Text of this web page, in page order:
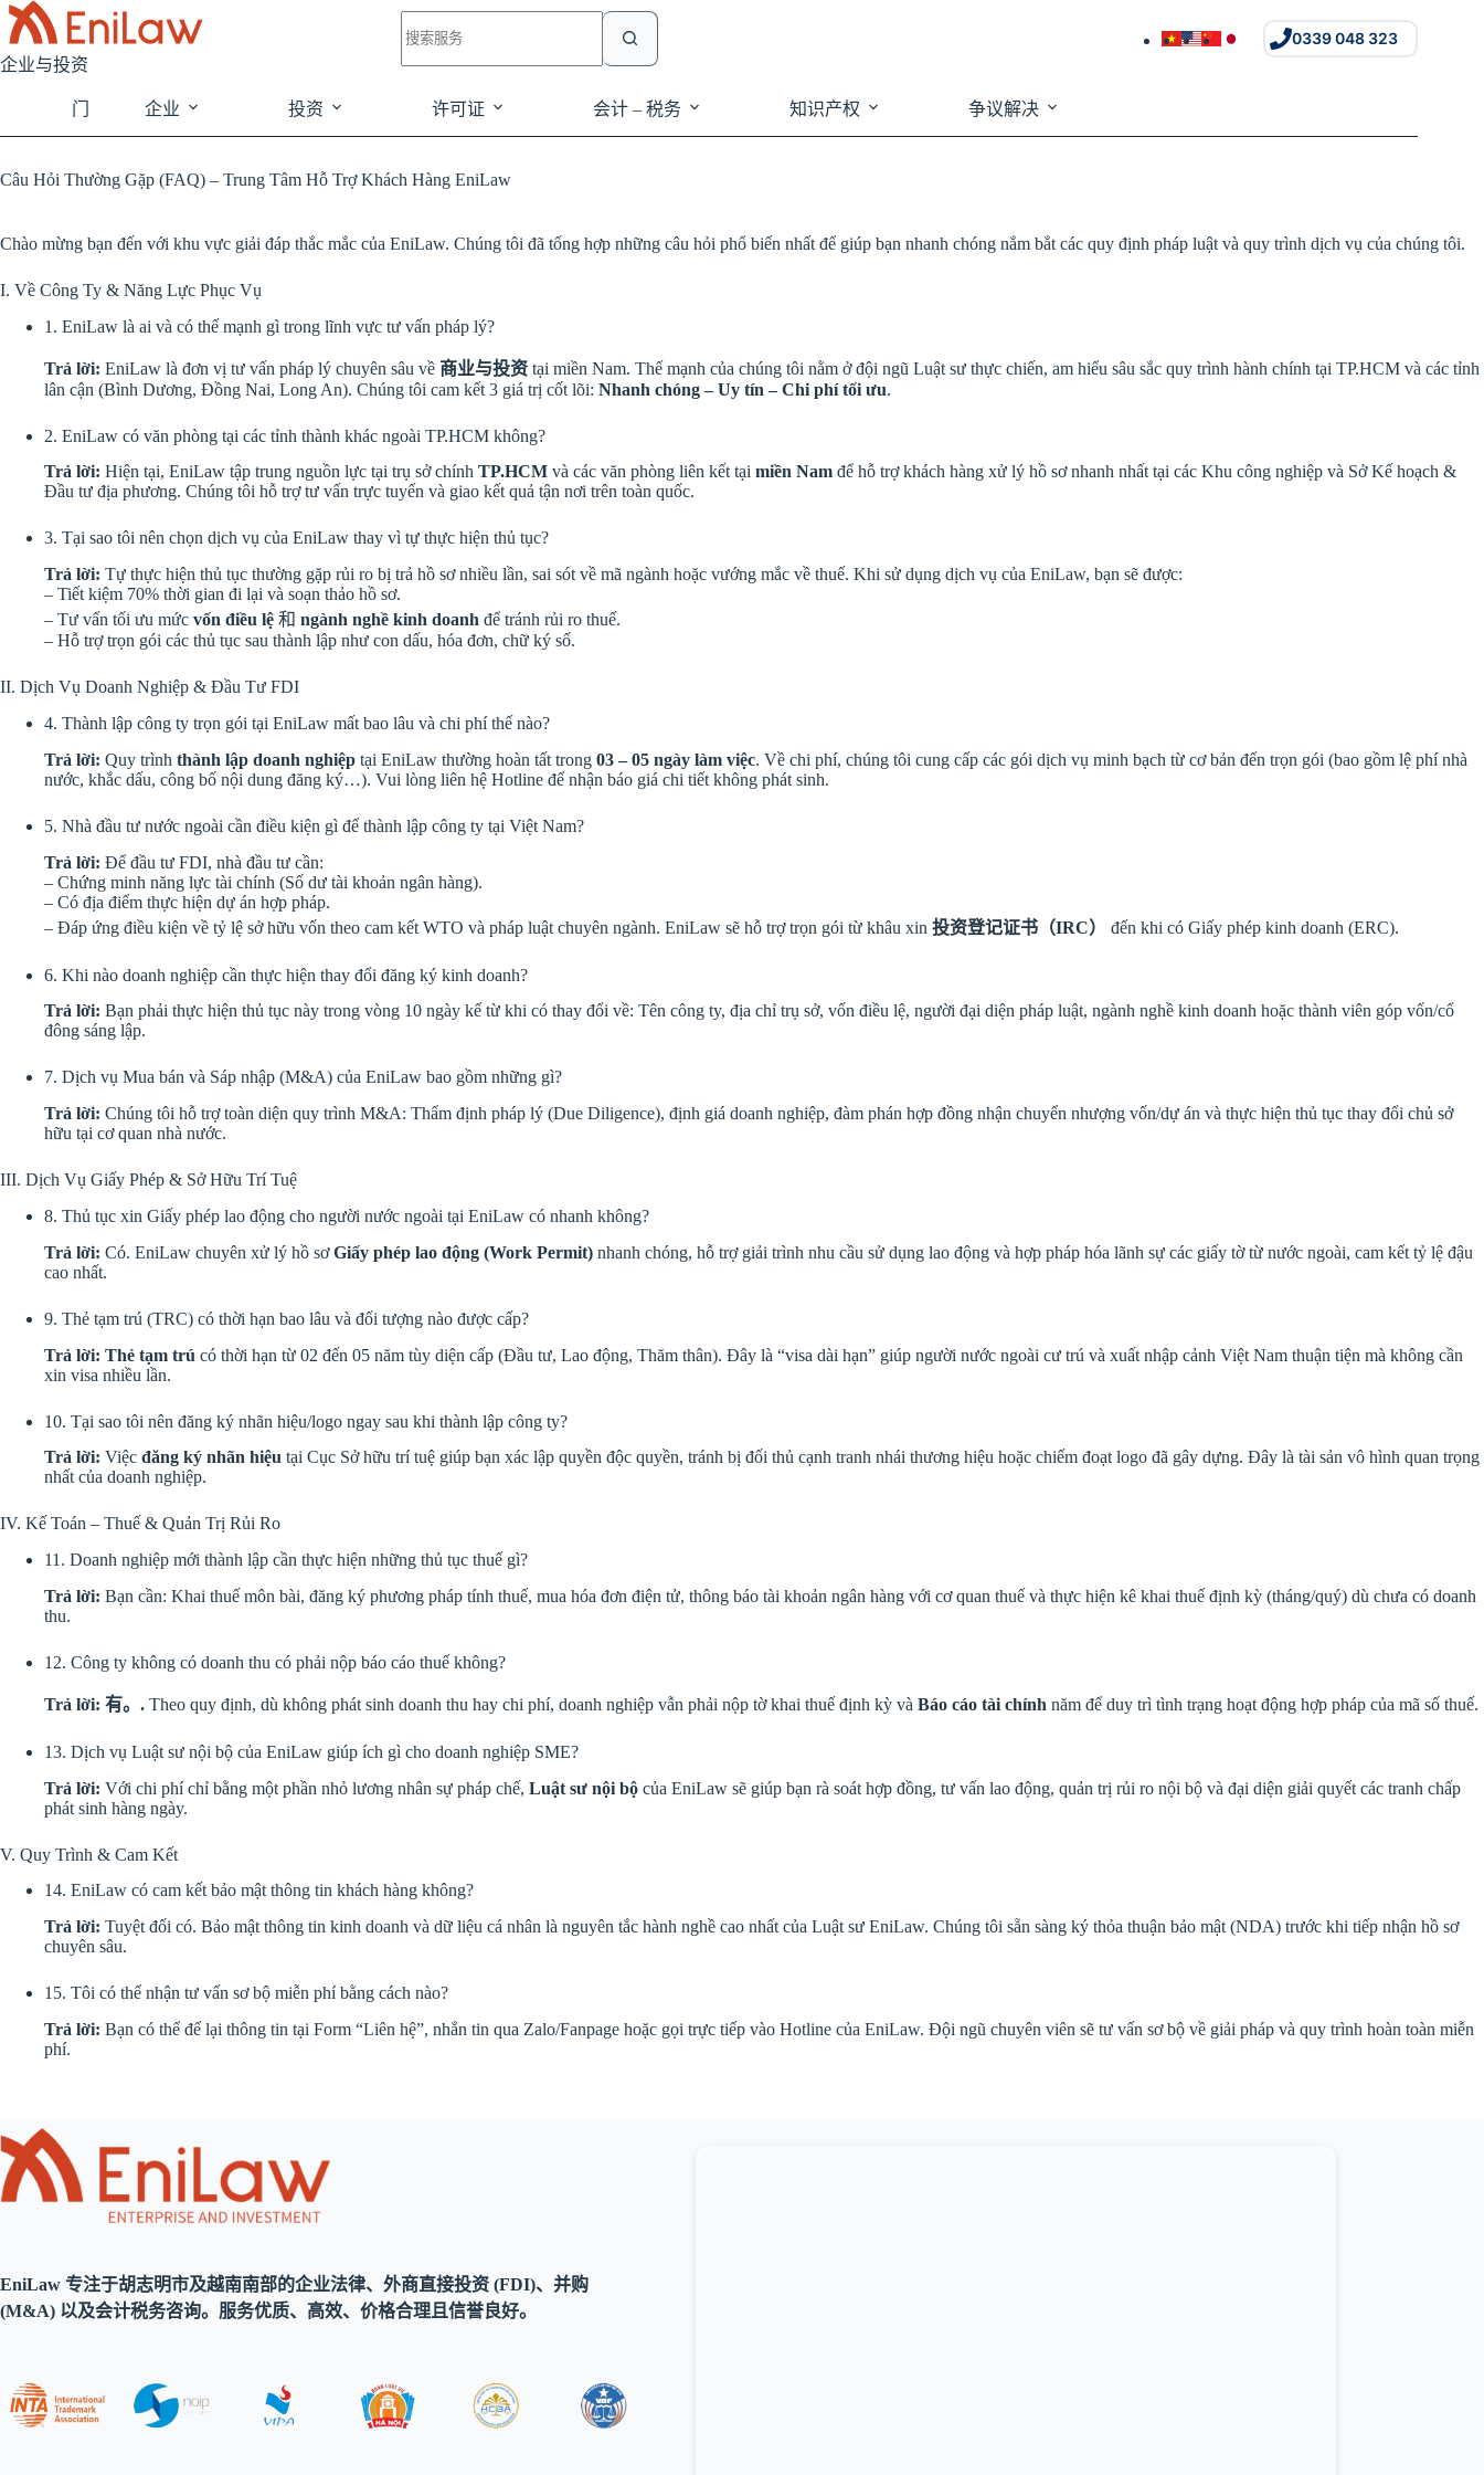
跳
过
内
企业与投资
结
0339 048 323
门 企业 投资 许可证 会计 – 税务 知识产权 争议解决
Câu Hỏi Thường Gặp (FAQ) – Trung Tâm Hỗ Trợ Khách Hàng EniLaw
Chào mừng bạn đến với khu vực giải đáp thắc mắc của EniLaw. Chúng tôi đã tổng hợp những câu hỏi phổ biến nhất để giúp bạn nhanh chóng nắm bắt các quy định pháp luật và quy trình dịch vụ của chúng tôi.
I. Về Công Ty & Năng Lực Phục Vụ
1. EniLaw là ai và có thế mạnh gì trong lĩnh vực tư vấn pháp lý?
Trả lời: EniLaw là đơn vị tư vấn pháp lý chuyên sâu về 商业与投资 tại miền Nam. Thế mạnh của chúng tôi nằm ở đội ngũ Luật sư thực chiến, am hiểu sâu sắc quy trình hành chính tại TP.HCM và các tỉnh
lân cận (Bình Dương, Đồng Nai, Long An). Chúng tôi cam kết 3 giá trị cốt lõi: Nhanh chóng – Uy tín – Chi phí tối ưu.
2. EniLaw có văn phòng tại các tỉnh thành khác ngoài TP.HCM không?
Trả lời: Hiện tại, EniLaw tập trung nguồn lực tại trụ sở chính TP.HCM và các văn phòng liên kết tại miền Nam để hỗ trợ khách hàng xử lý hồ sơ nhanh nhất tại các Khu công nghiệp và Sở Kế hoạch &
Đầu tư địa phương. Chúng tôi hỗ trợ tư vấn trực tuyến và giao kết quả tận nơi trên toàn quốc.
3. Tại sao tôi nên chọn dịch vụ của EniLaw thay vì tự thực hiện thủ tục?
Trả lời: Tự thực hiện thủ tục thường gặp rủi ro bị trả hồ sơ nhiều lần, sai sót về mã ngành hoặc vướng mắc về thuế. Khi sử dụng dịch vụ của EniLaw, bạn sẽ được:
– Tiết kiệm 70% thời gian đi lại và soạn thảo hồ sơ.
– Tư vấn tối ưu mức vốn điều lệ 和 ngành nghề kinh doanh để tránh rủi ro thuế.
– Hỗ trợ trọn gói các thủ tục sau thành lập như con dấu, hóa đơn, chữ ký số.
II. Dịch Vụ Doanh Nghiệp & Đầu Tư FDI
4. Thành lập công ty trọn gói tại EniLaw mất bao lâu và chi phí thế nào?
Trả lời: Quy trình thành lập doanh nghiệp tại EniLaw thường hoàn tất trong 03 – 05 ngày làm việc. Về chi phí, chúng tôi cung cấp các gói dịch vụ minh bạch từ cơ bản đến trọn gói (bao gồm lệ phí nhà
nước, khắc dấu, công bố nội dung đăng ký…). Vui lòng liên hệ Hotline để nhận báo giá chi tiết không phát sinh.
5. Nhà đầu tư nước ngoài cần điều kiện gì để thành lập công ty tại Việt Nam?
Trả lời: Để đầu tư FDI, nhà đầu tư cần:
– Chứng minh năng lực tài chính (Số dư tài khoản ngân hàng).
– Có địa điểm thực hiện dự án hợp pháp.
– Đáp ứng điều kiện về tỷ lệ sở hữu vốn theo cam kết WTO và pháp luật chuyên ngành. EniLaw sẽ hỗ trợ trọn gói từ khâu xin 投资登记证书（IRC） đến khi có Giấy phép kinh doanh (ERC).
6. Khi nào doanh nghiệp cần thực hiện thay đổi đăng ký kinh doanh?
Trả lời: Bạn phải thực hiện thủ tục này trong vòng 10 ngày kể từ khi có thay đổi về: Tên công ty, địa chỉ trụ sở, vốn điều lệ, người đại diện pháp luật, ngành nghề kinh doanh hoặc thành viên góp vốn/cổ
đông sáng lập.
7. Dịch vụ Mua bán và Sáp nhập (M&A) của EniLaw bao gồm những gì?
Trả lời: Chúng tôi hỗ trợ toàn diện quy trình M&A: Thẩm định pháp lý (Due Diligence), định giá doanh nghiệp, đàm phán hợp đồng nhận chuyển nhượng vốn/dự án và thực hiện thủ tục thay đổi chủ sở
hữu tại cơ quan nhà nước.
III. Dịch Vụ Giấy Phép & Sở Hữu Trí Tuệ
8. Thủ tục xin Giấy phép lao động cho người nước ngoài tại EniLaw có nhanh không?
Trả lời: Có. EniLaw chuyên xử lý hồ sơGiấy phép lao động (Work Permit) nhanh chóng, hỗ trợ giải trình nhu cầu sử dụng lao động và hợp pháp hóa lãnh sự các giấy tờ từ nước ngoài, cam kết tỷ lệ đậu
cao nhất.
9. Thẻ tạm trú (TRC) có thời hạn bao lâu và đối tượng nào được cấp?
Trả lời: Thẻ tạm trú có thời hạn từ 02 đến 05 năm tùy diện cấp (Đầu tư, Lao động, Thăm thân). Đây là “visa dài hạn” giúp người nước ngoài cư trú và xuất nhập cảnh Việt Nam thuận tiện mà không cần
xin visa nhiều lần.
10. Tại sao tôi nên đăng ký nhãn hiệu/logo ngay sau khi thành lập công ty?
Trả lời: Việc đăng ký nhãn hiệu tại Cục Sở hữu trí tuệ giúp bạn xác lập quyền độc quyền, tránh bị đối thủ cạnh tranh nhái thương hiệu hoặc chiếm đoạt logo đã gây dựng. Đây là tài sản vô hình quan trọng
nhất của doanh nghiệp.
IV. Kế Toán – Thuế & Quản Trị Rủi Ro
11. Doanh nghiệp mới thành lập cần thực hiện những thủ tục thuế gì?
Trả lời: Bạn cần: Khai thuế môn bài, đăng ký phương pháp tính thuế, mua hóa đơn điện tử, thông báo tài khoản ngân hàng với cơ quan thuế và thực hiện kê khai thuế định kỳ (tháng/quý) dù chưa có doanh
thu.
12. Công ty không có doanh thu có phải nộp báo cáo thuế không?
Trả lời: 有。. Theo quy định, dù không phát sinh doanh thu hay chi phí, doanh nghiệp vẫn phải nộp tờ khai thuế định kỳ và Báo cáo tài chính năm để duy trì tình trạng hoạt động hợp pháp của mã số thuế.
13. Dịch vụ Luật sư nội bộ của EniLaw giúp ích gì cho doanh nghiệp SME?
Trả lời: Với chi phí chỉ bằng một phần nhỏ lương nhân sự pháp chế, Luật sư nội bộ của EniLaw sẽ giúp bạn rà soát hợp đồng, tư vấn lao động, quản trị rủi ro nội bộ và đại diện giải quyết các tranh chấp
phát sinh hàng ngày.
V. Quy Trình & Cam Kết
14. EniLaw có cam kết bảo mật thông tin khách hàng không?
Trả lời: Tuyệt đối có. Bảo mật thông tin kinh doanh và dữ liệu cá nhân là nguyên tắc hành nghề cao nhất của Luật sư EniLaw. Chúng tôi sẵn sàng ký thỏa thuận bảo mật (NDA) trước khi tiếp nhận hồ sơ
chuyên sâu.
15. Tôi có thể nhận tư vấn sơ bộ miễn phí bằng cách nào?
Trả lời: Bạn có thể để lại thông tin tại Form “Liên hệ”, nhắn tin qua Zalo/Fanpage hoặc gọi trực tiếp vào Hotline của EniLaw. Đội ngũ chuyên viên sẽ tư vấn sơ bộ về giải pháp và quy trình hoàn toàn miễn
phí.
EniLaw 专注于胡志明市及越南南部的企业法律、外商直接投资 (FDI)、并购
(M&A) 以及会计税务咨询。服务优质、高效、价格合理且信誉良好。